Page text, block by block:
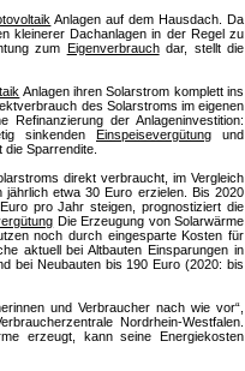
Anlagen auf dem Hausdach. Da
kleinerer Dachanlagen in der Regel zu
zum Eigenverbrauchdar, stellt die
Anlagen ihren Solarstrom komplett ins
des Solarstroms im eigenen
der Anlageninvestition:
sinkenden Einspeisevergütung und
Sparrendite.
direkt verbraucht, im Vergleich
jährlich etwa 30 Euro erzielen. Bis 2020
pro Jahr steigen, prognostiziert die
Die Erzeugung von Solarwärme
noch durch eingesparte Kosten für
aktuell bei Altbauten Einsparungen in
bei Neubauten bis 190 Euro (2020: bis
und Verbraucher nach wie vor“,
Nordrhein-Westfalen.
erzeugt, kann seine Energiekosten